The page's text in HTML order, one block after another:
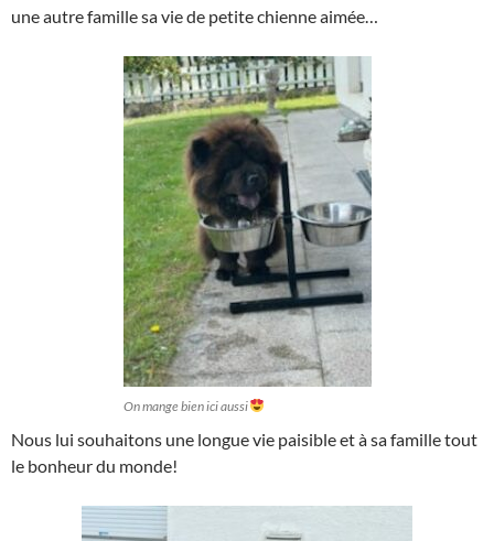
une autre famille sa vie de petite chienne aimée…
On mange bien ici aussi
Nous lui souhaitons une longue vie paisible et à sa famille tout
le bonheur du monde!